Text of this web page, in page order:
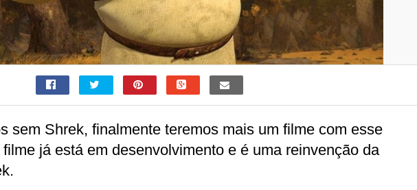
sem Shrek, finalmente teremos mais um filme com esse
já está em desenvolvimento e é uma reinvenção da